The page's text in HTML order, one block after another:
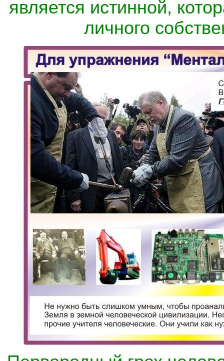
является истинной,
личного